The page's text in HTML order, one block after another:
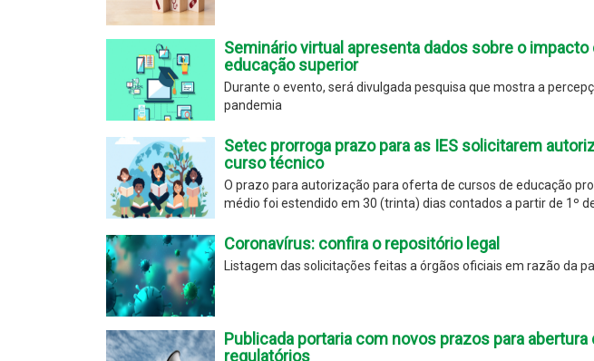
Seminário virtual apresenta dados sobre o impacto
educação superior
Durante o evento, será divulgada pesquisa que mostra a
pandemia
Setec prorroga prazo para as IES solicitarem
curso técnico
O prazo para autorização para oferta de cursos de educação
médio foi estendido em 30 (trinta) dias contados a partir de 1º
Coronavírus: confira o repositório legal
Listagem das solicitações feitas a órgãos oficiais em razão da
Publicada portaria com novos prazos para
regulatórios